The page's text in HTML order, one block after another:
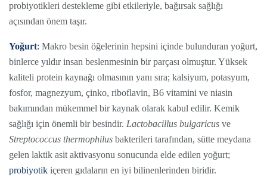
probiyotikleri destekleme gibi etkileriyle, bağırsak sağlığı
açısından önem taşır.
Yoğurt: Makro besin öğelerinin hepsini içinde bulunduran yoğurt,
binlerce yıldır insan beslenmesinin bir parçası olmuştur. Yüksek
kaliteli protein kaynağı olmasının yanı sıra; kalsiyum, potasyum,
fosfor, magnezyum, çinko, riboflavin, B6 vitamini ve niasin
bakımından mükemmel bir kaynak olarak kabul edilir. Kemik
sağlığı için önemli bir besindir. Lactobacillus bulgaricus ve
Streptococcus thermophilus bakterileri tarafından, sütte meydana
gelen laktik asit aktivasyonu sonucunda elde edilen yoğurt;
probiyotik içeren gıdaların en iyi bilinenlerinden biridir.